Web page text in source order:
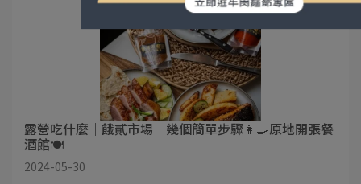
露營吃什麼｜餓貳市場｜幾個簡單步驟👩‍🍳原地開張餐
酒館🍽
2024-05-30